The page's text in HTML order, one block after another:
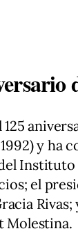
y ha
Instituto
el
Molestina.